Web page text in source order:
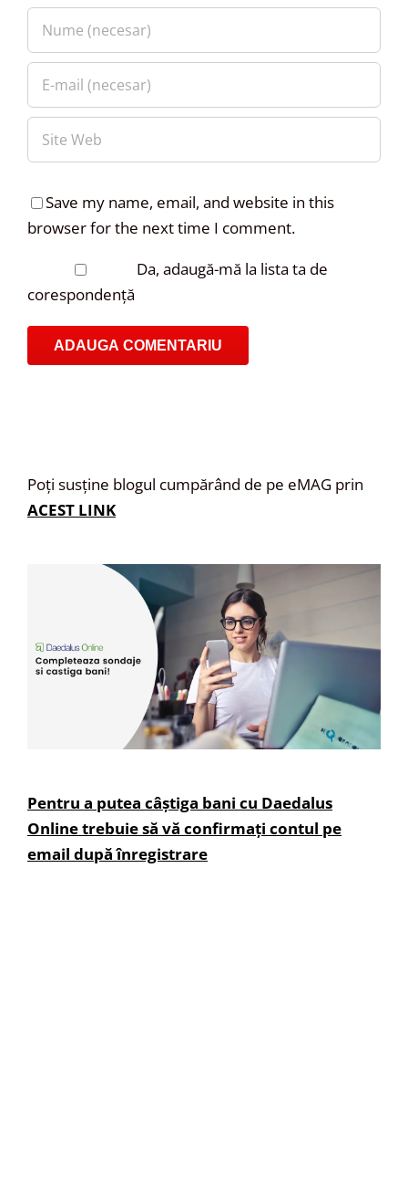
Save my name, email, and website in this
browser for the next time I comment.
Da, adaugă-mă la lista ta de
corespondență
Poți susține blogul cumpărând de pe eMAG prin
ACEST LINK
Pentru a putea câștiga bani cu Daedalus
Online trebuie să vă confirmați contul pe
email după înregistrare